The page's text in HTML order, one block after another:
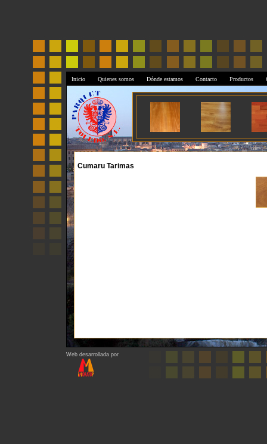
Web desarrollada por
Inicio Quienes somos Dónde estamos Contacto Productos
Cumaru Tarimas